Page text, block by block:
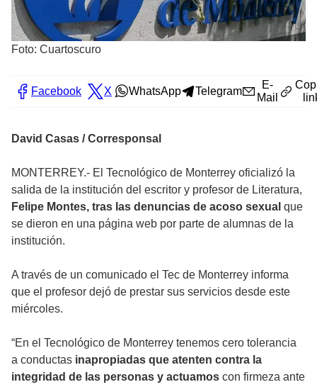
Foto: Cuartoscuro
Facebook X WhatsApp Telegram
E-
Mail
David Casas / Corresponsal
MONTERREY.- El Tecnológico de Monterrey oficializó la
salida de la institución del escritor y profesor de Literatura,
Felipe Montes, tras las denuncias de acoso sexual que
se dieron en una página web por parte de alumnas de la
institución.
A través de un comunicado el Tec de Monterrey informa
que el profesor dejó de prestar sus servicios desde este
miércoles.
“En el Tecnológico de Monterrey tenemos cero tolerancia
a conductas inapropiadas que atenten contra la
integridad de las personas y actuamos con firmeza ante